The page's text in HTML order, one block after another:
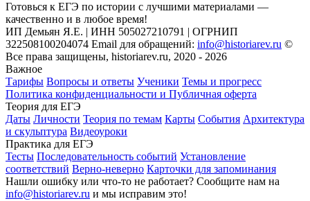
Готовься к ЕГЭ по истории с лучшими материалами —
качественно и в любое время!
ИП Демьян Я.Е. | ИНН 505027210791 | ОГРНИП
322508100204074 Email для обращений: info@historiarev.ru ©
Все права защищены, historiarev.ru, 2020 - 2026
Важное
Тарифы Вопросы и ответы Ученики Темы и прогресс
Политика конфиденциальности и Публичная оферта
Теория для ЕГЭ
Даты Личности Теория по темам Карты События Архитектура
и скульптура Видеоуроки
Практика для ЕГЭ
Тесты Последовательность событий Установление
соответствий Верно-неверно Карточки для запоминания
Нашли ошибку или что-то не работает? Сообщите нам на
info@historiarev.ru и мы исправим это!